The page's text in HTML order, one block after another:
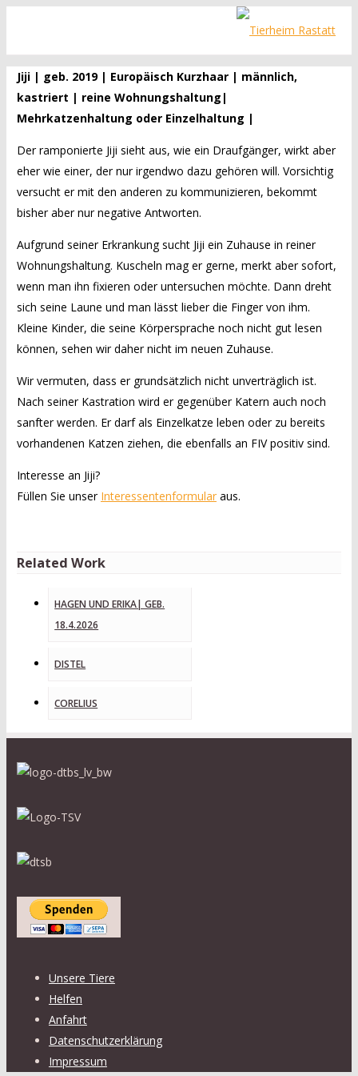
Jiji | geb. 2019 | Europäisch Kurzhaar | männlich,
kastriert | reine Wohnungshaltung|
Mehrkatzenhaltung oder Einzelhaltung |
Der ramponierte Jiji sieht aus, wie ein Draufgänger, wirkt aber
eher wie einer, der nur irgendwo dazu gehören will. Vorsichtig
versucht er mit den anderen zu kommunizieren, bekommt
bisher aber nur negative Antworten.
Aufgrund seiner Erkrankung sucht Jiji ein Zuhause in reiner
Wohnungshaltung. Kuscheln mag er gerne, merkt aber sofort,
wenn man ihn fixieren oder untersuchen möchte. Dann dreht
sich seine Laune und man lässt lieber die Finger von ihm.
Kleine Kinder, die seine Körpersprache noch nicht gut lesen
können, sehen wir daher nicht im neuen Zuhause.
Wir vermuten, dass er grundsätzlich nicht unverträglich ist.
Nach seiner Kastration wird er gegenüber Katern auch noch
sanfter werden. Er darf als Einzelkatze leben oder zu bereits
vorhandenen Katzen ziehen, die ebenfalls an FIV positiv sind.
Interesse an Jiji?
Füllen Sie unser Interessentenformularaus.
Related Work
HAGEN UND ERIKA| GEB.
18.4.2026
DISTEL
CORELIUS
Unsere Tiere
Helfen
Anfahrt
Datenschutzerklärung
Impressum